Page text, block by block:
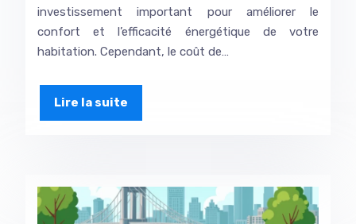
investissement important pour améliorer le
confort et l’efficacité énergétique de votre
habitation. Cependant, le coût de…
Lire la suite